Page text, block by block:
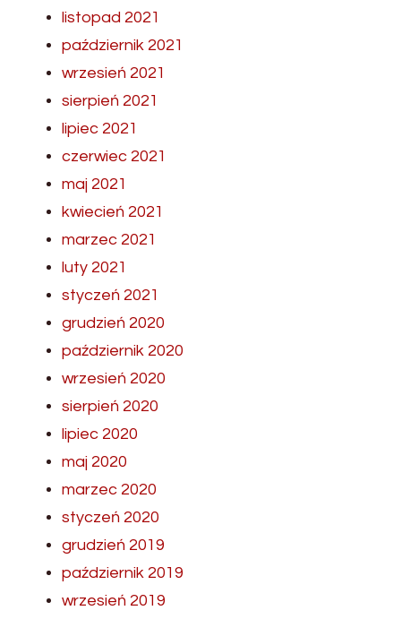
listopad 2021
październik 2021
wrzesień 2021
sierpień 2021
lipiec 2021
czerwiec 2021
maj 2021
kwiecień 2021
marzec 2021
luty 2021
styczeń 2021
grudzień 2020
październik 2020
wrzesień 2020
sierpień 2020
lipiec 2020
maj 2020
marzec 2020
styczeń 2020
grudzień 2019
październik 2019
wrzesień 2019